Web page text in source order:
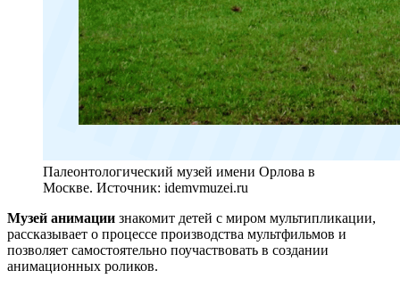
Палеонтологический музей имени Орлова в
Москве. Источник: idemvmuzei.ru
Музей анимации знакомит детей с миром мультипликации,
рассказывает о процессе производства мультфильмов и
позволяет самостоятельно поучаствовать в создании
анимационных роликов.